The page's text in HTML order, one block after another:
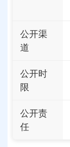
公开渠
道
公开时
限
公开责
任